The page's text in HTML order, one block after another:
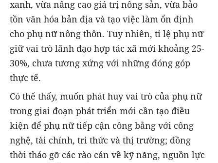
xanh, vừa nâng cao giá trị nông sản, vừa bảo
tồn văn hóa bản địa và tạo việc làm ổn định
cho phụ nữ nông thôn. Tuy nhiên, tỉ lệ phụ nữ
giữ vai trò lãnh đạo hợp tác xã mới khoảng 25-
30%, chưa tương xứng với những đóng góp
thực tế.
Có thể thấy, muốn phát huy vai trò của phụ nữ
trong giai đoạn phát triển mới cần tạo điều
kiện để phụ nữ tiếp cận công bằng với công
nghệ, tài chính, tri thức và thị trường; đồng
thời tháo gỡ các rào cản về kỹ năng, nguồn lực